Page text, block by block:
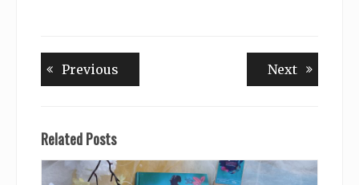
Beitragsnavigation
Previous NextNext
Related Posts